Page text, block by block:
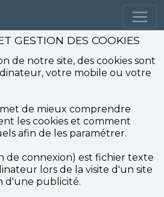
GESTION DES COOKIES
de notre site, des cookies sont
votre mobile ou votre
de mieux comprendre
les cookies et comment
afin de les paramétrer.
de connexion) est fichier texte
lors de la visite d'un site
d'une publicité.